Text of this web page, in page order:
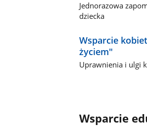
Jednorazowa
dziecka
Wsparcie
życiem"
Uprawnienia i ulgi
Wsparcie